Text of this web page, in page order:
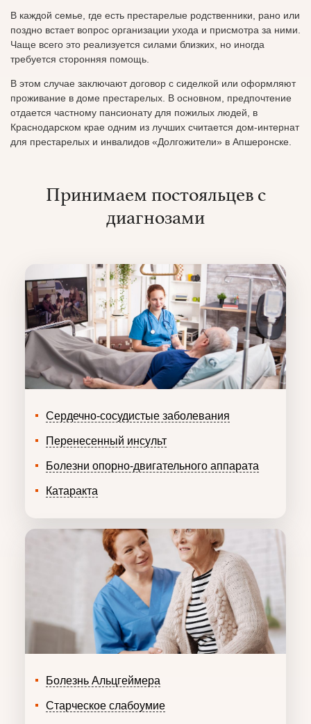
В каждой семье, где есть престарелые родственники, рано или
поздно встает вопрос организации ухода и присмотра за ними.
Чаще всего это реализуется силами близких, но иногда
требуется сторонняя помощь.
В этом случае заключают договор с сиделкой или оформляют
проживание в доме престарелых. В основном, предпочтение
отдается частному пансионату для пожилых людей, в
Краснодарском крае одним из лучших считается дом-интернат
для престарелых и инвалидов «Долгожители» в Апшеронске.
Принимаем постояльцев с
диагнозами
Сердечно-сосудистые заболевания
Перенесенный инсульт
Болезни опорно-двигательного аппарата
Катаракта
Болезнь Альцгеймера
Старческое слабоумие